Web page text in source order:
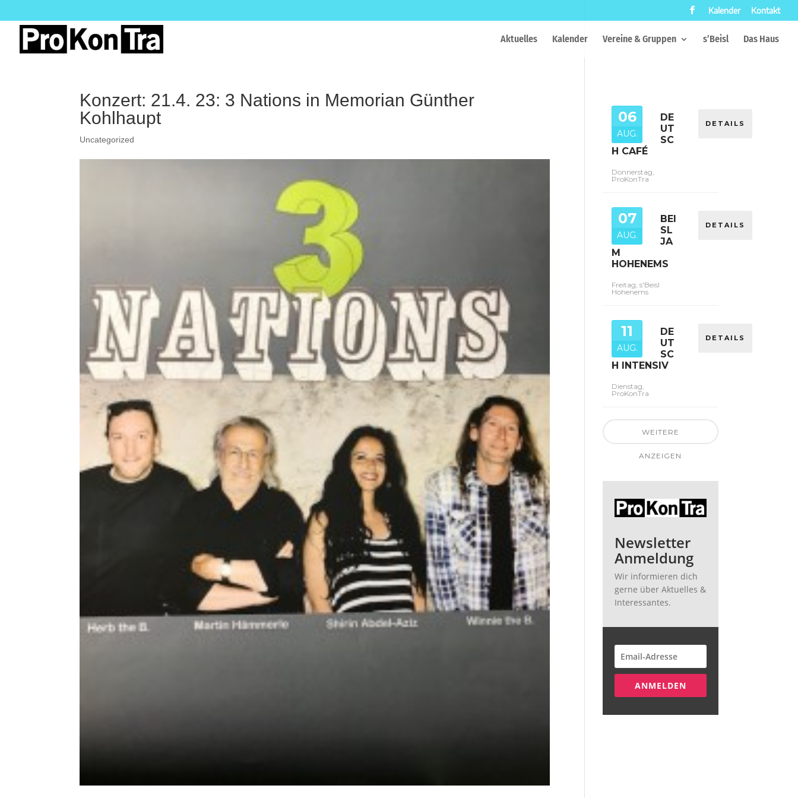
Kalender Kontakt
Aktuelles Kalender Vereine & Gruppen s’Beisl Das Haus
Konzert: 21.4. 23: 3 Nations in Memorian Günther
Kohlhaupt
Uncategorized
06
AUG.
DE
UT
SC
H CAFÉ
Donnerstag,
ProKonTra
DETAILS
07
AUG.
BEI
SL
JA
M
HOHENEMS
Freitag, s'Beisl
Hohenems
DETAILS
11
AUG.
DE
UT
SC
H INTENSIV
Dienstag,
ProKonTra
DETAILS
WEITERE
ANZEIGEN
Newsletter
Anmeldung
Wir informieren dich
gerne über Aktuelles &
Interessantes.
ANMELDEN